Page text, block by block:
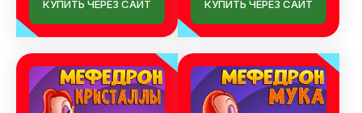
КУПИТЬ ЧЕРЕЗ САЙТ КУПИТЬ ЧЕРЕЗ САЙТ